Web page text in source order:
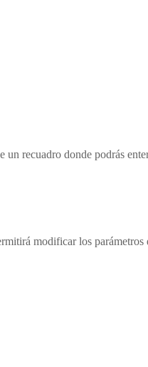
recuadro donde podrás
modificar los parámetros